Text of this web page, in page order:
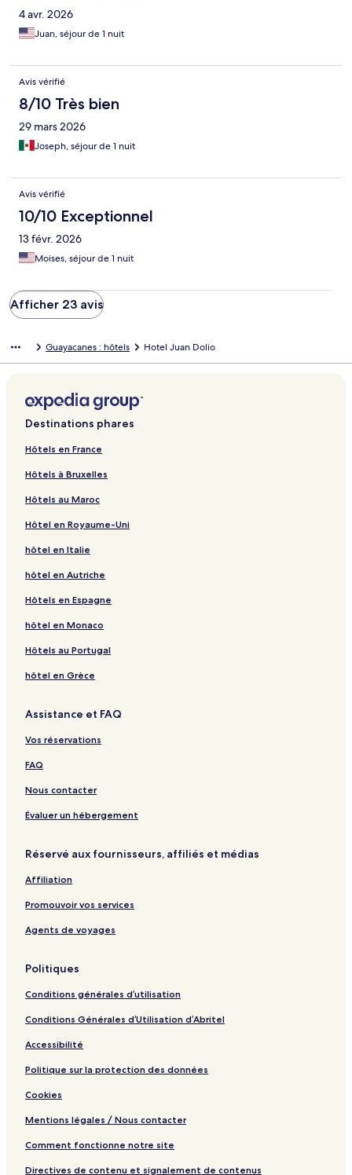
4 avr. 2026
Juan, séjour de 1 nuit
Avis vérifié
8/10 Très bien
29 mars 2026
Joseph, séjour de 1 nuit
Avis vérifié
10/10 Exceptionnel
13 févr. 2026
Moises, séjour de 1 nuit
Afficher 23 avis
Guayacanes : hôtels Hotel Juan Dolio
Destinations phares
Hôtels en France
Hôtels à Bruxelles
Hôtels au Maroc
Hôtel en Royaume-Uni
hôtel en Italie
hôtel en Autriche
Hôtels en Espagne
hôtel en Monaco
Hôtels au Portugal
hôtel en Grèce
Assistance et FAQ
Vos réservations
FAQ
Nous contacter
Évaluer un hébergement
Réservé aux fournisseurs, affiliés et médias
Affiliation
Promouvoir vos services
Agents de voyages
Politiques
Conditions générales d’utilisation
Conditions Générales d’Utilisation d’Abritel
Accessibilité
Politique sur la protection des données
Cookies
Mentions légales / Nous contacter
Comment fonctionne notre site
Directives de contenu et signalement de contenus